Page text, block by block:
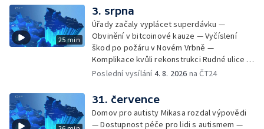
rozsudek v lihové kauze — Výročí
zavraždění Václava III. v Olomouci — Těžba
unikátní rašeliny pro lázně v Karlově
Studánce — Výběr ze sociálních sítí ČT —
Nový program pro léčbu obezity —
Olomoucké (nejen) shakespearovské léto
25 min
3. srpna
Úřady začaly vyplácet superdávku —
Obvinění v bitcoinové kauze — Vyčíslení
škod po požáru v Novém Vrbně —
Komplikace kvůli rekonstrukci Rudné ulice —
Nárůst zájmu o klimatizace — Výluka vlaků
Protipovodňová opatření v Troubkách —
Zájem o bydlení na vysokoškolskýc kolejích
— Vrcholí sklizeň levandulí
Poslední vysílání4. 8. 2026 na ČT24
31. července
Domov pro autisty Mikasa rozdal výpovědi
— Dostupnost péče pro lidi s autismem —